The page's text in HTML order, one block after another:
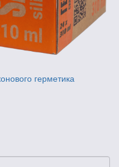
герметика